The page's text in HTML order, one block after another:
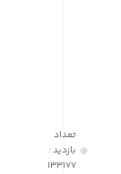
تعداد
بازدید :
133177